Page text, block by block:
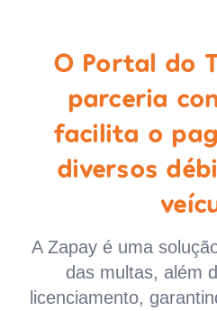
O Portal do
parceria
facilita o
diversos
A Zapay é uma
das multas, além
licenciamento,